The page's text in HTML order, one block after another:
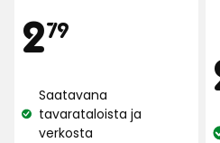
5:stä,
24
perusteella
Hinta
279
€
Katso
Saatavana
tavarataloista ja
verkosta